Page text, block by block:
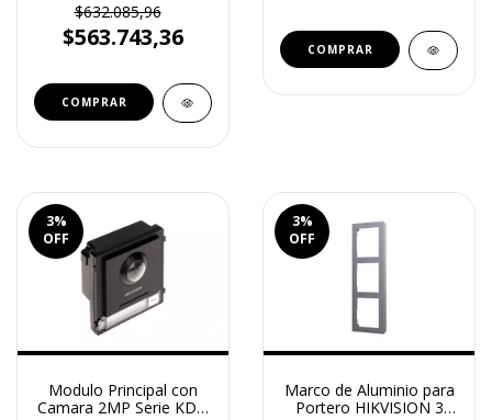
$632.085,96
$563.743,36
3%
OFF
Modulo Principal con
Camara 2MP Serie KD 1
3%
OFF
Marco de Aluminio para
Portero HIKVISION 3